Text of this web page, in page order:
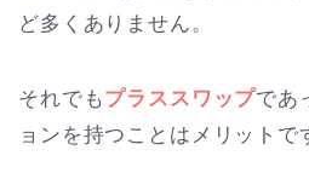
ど多くありません。
それでもプラススワップであ
ョンを持つことはメリットで